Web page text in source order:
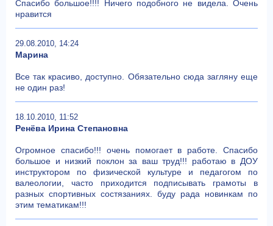
Спасибо большое!!!! Ничего подобного не видела. Очень
нравится
29.08.2010, 14:24
Марина
Все так красиво, доступно. Обязательно сюда загляну еще
не один раз!
18.10.2010, 11:52
Ренёва Ирина Степановна
Огромное спасибо!!! очень помогает в работе. Спасибо
большое и низкий поклон за ваш труд!!! работаю в ДОУ
инструктором по физической культуре и педагогом по
валеологии, часто приходится подписывать грамоты в
разных спортивных состязаниях. буду рада новинкам по
этим тематикам!!!